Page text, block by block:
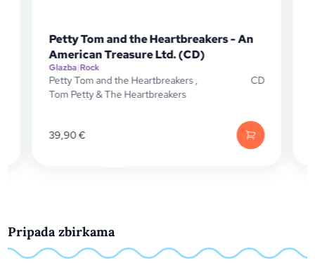
Petty Tom and the Heartbreakers - An
American Treasure Ltd. (CD)
Glazba|Rock
Petty Tom and the Heartbreakers,
Tom Petty & The Heartbreakers
CD
39,90€
Pripada zbirkama